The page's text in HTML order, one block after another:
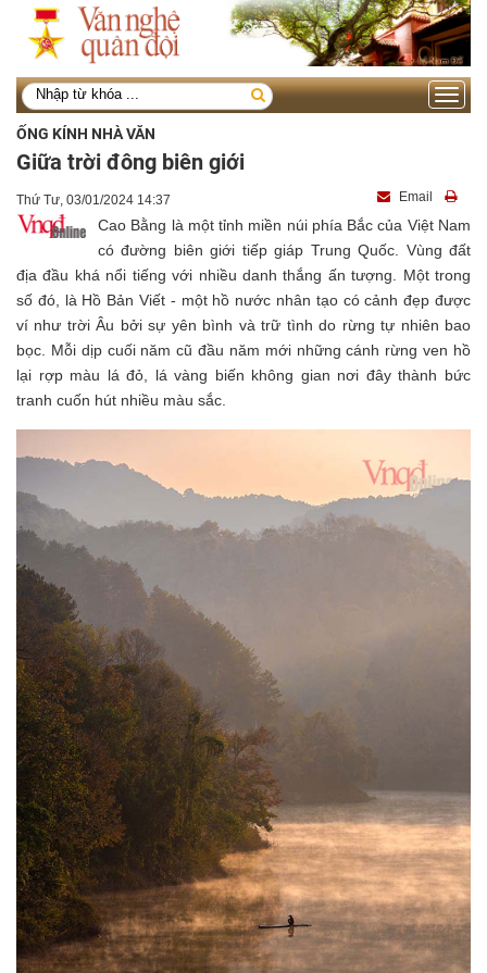
Toggle
ỐNG KÍNH NHÀ VĂN
Giữa trời đông biên giới
Thứ Tư, 03/01/2024 14:37 Email
Cao Bằng là một tỉnh miền núi phía Bắc của Việt Nam
có đường biên giới tiếp giáp Trung Quốc. Vùng đất
địa đầu khá nổi tiếng với nhiều danh thắng ấn tượng. Một trong
số đó, là Hồ Bản Viết - một hồ nước nhân tạo có cảnh đẹp được
ví như trời Âu bởi sự yên bình và trữ tình do rừng tự nhiên bao
bọc. Mỗi dịp cuối năm cũ đầu năm mới những cánh rừng ven hồ
lại rợp màu lá đỏ, lá vàng biến không gian nơi đây thành bức
tranh cuốn hút nhiều màu sắc.